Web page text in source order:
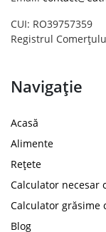
CUI: RO39757359
Registrul
Navigație
Acasă
Alimente
Rețete
Calculator necesar
Calculator grăsime
Blog